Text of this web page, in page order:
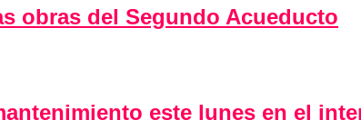
obras del Segundo Acueducto
este lunes en el